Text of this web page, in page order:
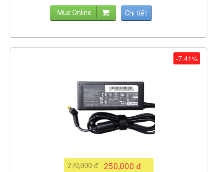
Mua Online Chi tiết
250,000 đ
270,000 đ
-7.41%